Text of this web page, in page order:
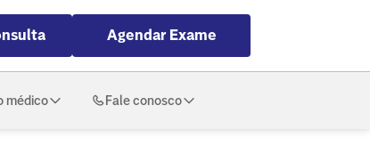
Agendar Exame
médico Fale conosco